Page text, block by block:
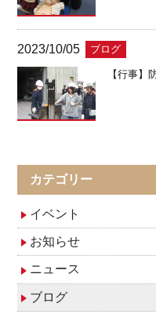
2023/10/05 ブログ
【行事
カテゴリー
イベント
お知らせ
ニュース
ブログ